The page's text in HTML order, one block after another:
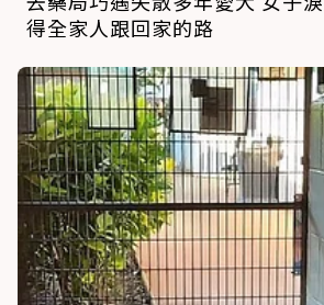
得全家人跟回家的路